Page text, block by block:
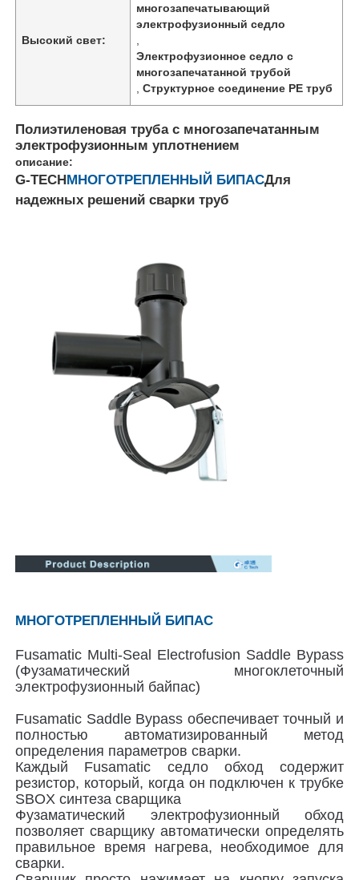
Главная страница
Наша фабрика
контроль качества
контактные данные
Blog
Отправить запрос
сварная машина с термоядерной сваркой
Сварная машина для сварки труб
Высокий свет:
многозапечатывающий
электрофузионный седло
Электрофузионное седло с
многозапечатанной трубой
,Структурное соединение PE труб
Полиэтиленовая труба с многозапечатанным
электрофузионным уплотнением
описание:
G-TECHМНОГОТРЕПЛЕННЫЙ БИПАСДля
надежных решений сварки труб
МНОГОТРЕПЛЕННЫЙ БИПАС
Fusamatic Multi-Seal Electrofusion Saddle Bypass
(Фузаматический многоклеточный
электрофузионный байпас)
Fusamatic Saddle Bypass обеспечивает точный и
полностью автоматизированный метод
определения параметров сварки.
Каждый Fusamatic седло обход содержит
резистор, который, когда он подключен к трубке
SBOX синтеза сварщика
Фузаматический электрофузионный обход
позволяет сварщику автоматически определять
правильное время нагрева, необходимое для
сварки.